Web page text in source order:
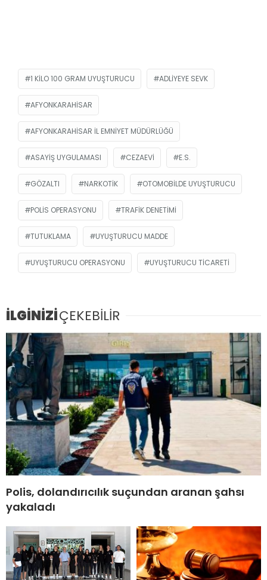
1 KILO 100 GRAM UYUŞTURUCU ADLIYEYE SEVK
AFYONKARAHISAR
AFYONKARAHISAR İL EMNIYET MÜDÜRLÜĞÜ
ASAYIŞ UYGULAMASI CEZAEVI E.S.
GÖZALTI NARKOTIK OTOMOBILDE UYUŞTURUCU
POLIS OPERASYONU TRAFIK DENETIMI
TUTUKLAMA UYUŞTURUCU MADDE
UYUŞTURUCU OPERASYONU UYUŞTURUCU TICARETI
İLGİNİZİÇEKEBİLİR
Polis, dolandırıcılık suçundan aranan şahsı
yakaladı